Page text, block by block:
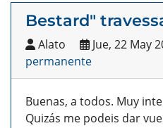
Bestard"
Alato Jue, 22 May
permanente
Buenas, a todos. Muy
Quizás me podeis dar